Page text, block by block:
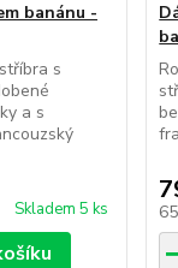
banánu -
s
a s
Skladem 5 ks